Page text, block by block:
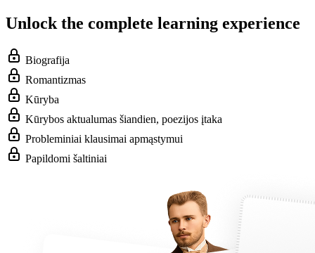
Unlock the complete learning experience
Biografija
Romantizmas
Kūryba
Kūrybos aktualumas šiandien, poezijos įtaka
Probleminiai klausimai apmąstymui
Papildomi šaltiniai